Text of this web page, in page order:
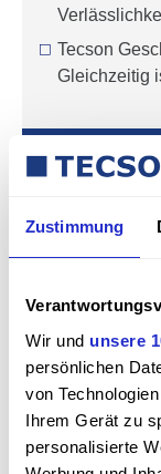
Zustimmung
Wir und unsere
persönlichen
von
Ihrem Gerät zu
personalisierte
Tecson
Gleichzeitig
Für